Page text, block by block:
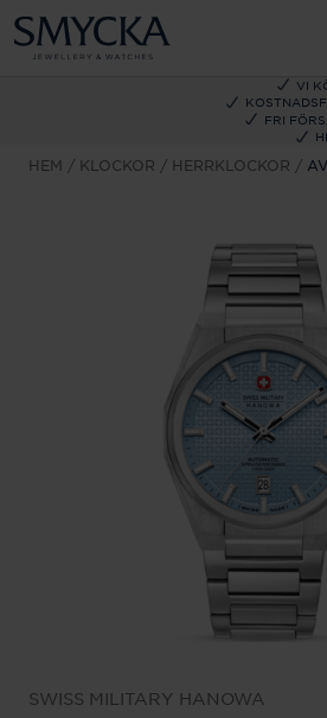
VI
FRI
HEM KLOCKOR HERRKLOCKOR
SWISS MILITARY HANOWA